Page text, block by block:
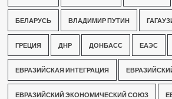
БЕЛАРУСЬ ВЛАДИМИР ПУТИН
ГРЕЦИЯ ДНР ДОНБАСС ЕАЭС
ЕВРАЗИЙСКАЯ ИНТЕГРАЦИЯ
ЕВРАЗИЙСКИЙ ЭКОНОМИЧЕСКИЙ СОЮЗ